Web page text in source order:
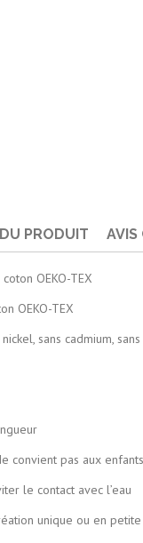
PRODUIT AVIS
OEKO-TEX
TEX
cadmium, sans
convient pas aux
avec l’eau
série de